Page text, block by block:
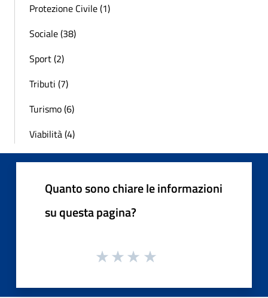
Protezione Civile (1)
Sociale (38)
Sport (2)
Tributi (7)
Turismo (6)
Viabilità (4)
Quanto sono chiare le informazioni
su questa pagina?